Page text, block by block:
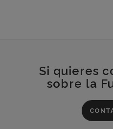
Si quieres
sobre la